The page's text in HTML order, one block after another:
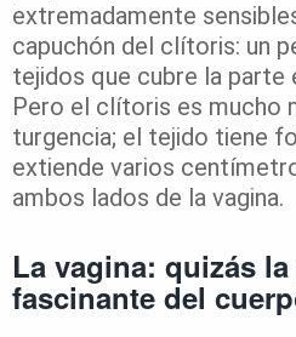
extremadamente
capuchón del clítoris: un
tejidos que cubre la
Pero el clítoris es mucho
turgencia; el tejido tiene
extiende varios
ambos lados de la vagina.
La vagina: quizás
fascinante del